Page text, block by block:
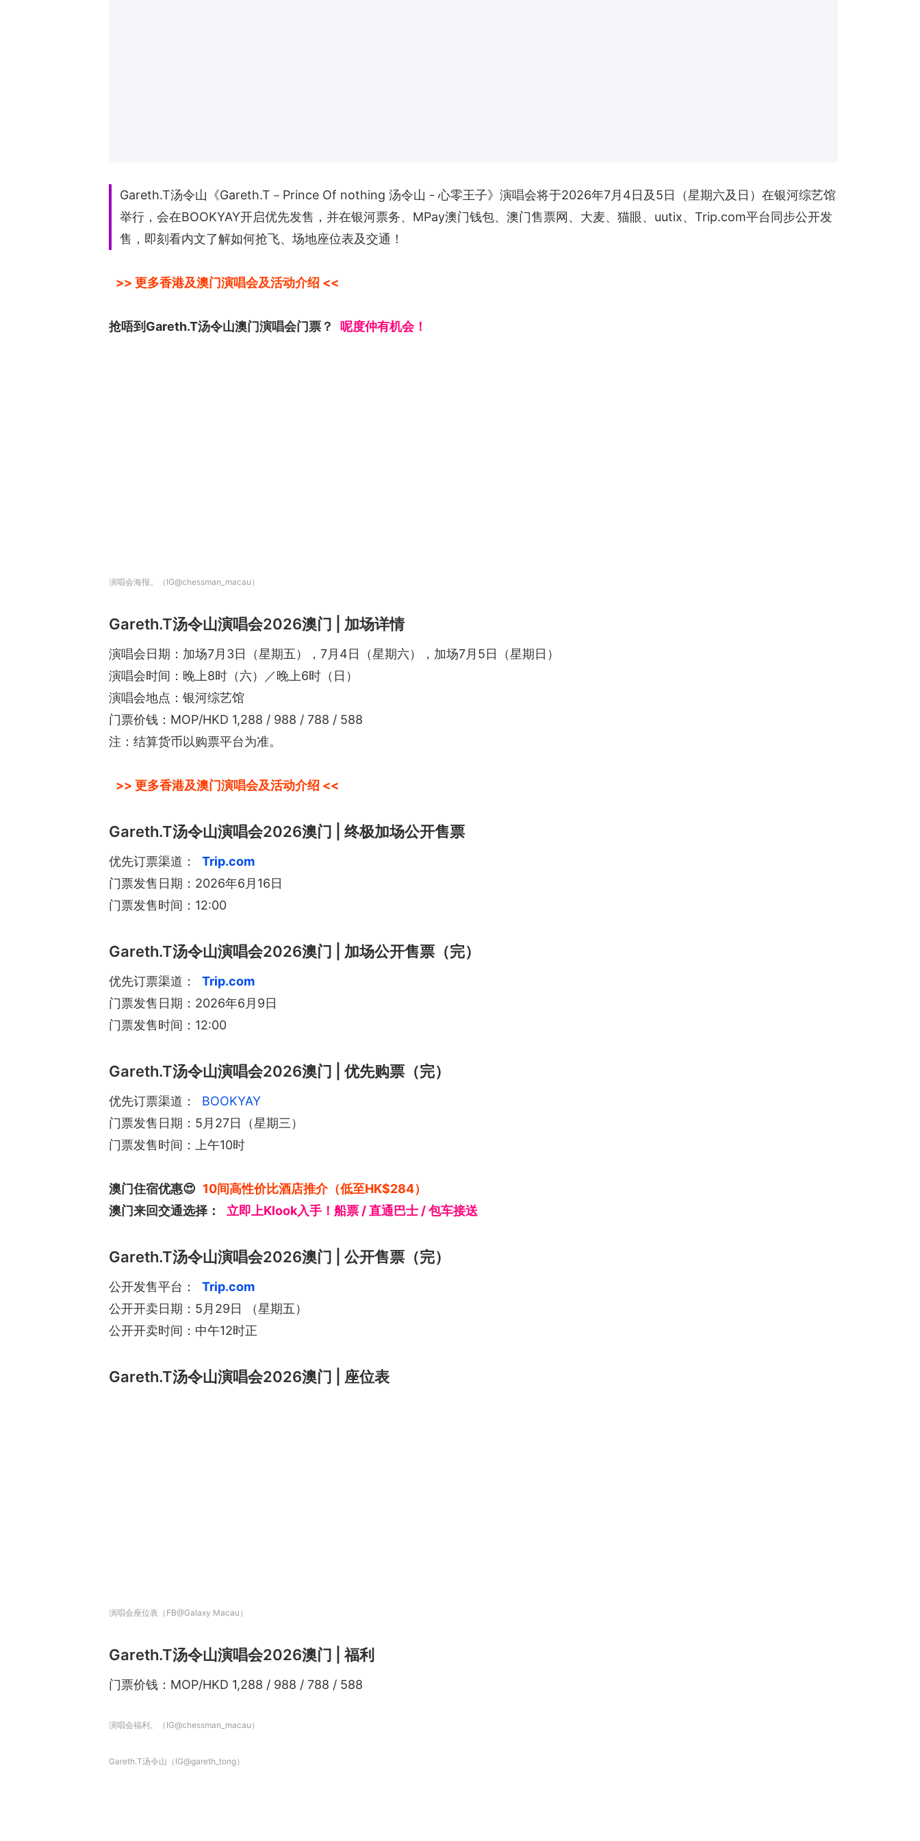
Gareth.T汤令山《Gareth.T－Prince Of nothing 汤令山 - 心零王子》演唱会将于2026年7月4日及5日（星期六及日）在银河综艺馆
举行，会在BOOKYAY开启优先发售，并在银河票务、MPay澳门钱包、澳门售票网、大麦、猫眼、uutix、Trip.com平台同步公开发
售，即刻看内文了解如何抢飞、场地座位表及交通！
>> 更多香港及澳门演唱会及活动介绍 <<
抢唔到Gareth.T汤令山澳门演唱会门票？ 呢度仲有机会！
演唱会海报。（IG@chessman_macau）
Gareth.T汤令山演唱会2026澳门 | 加场详情
演唱会日期：加场7月3日（星期五），7月4日（星期六），加场7月5日（星期日）
演唱会时间：晚上8时（六）／晚上6时（日）
演唱会地点：银河综艺馆
门票价钱：MOP/HKD 1,288 / 988 / 788 / 588
注：结算货币以购票平台为准。
>> 更多香港及澳门演唱会及活动介绍 <<
Gareth.T汤令山演唱会2026澳门 | 终极加场公开售票
优先订票渠道：
Trip.com
门票发售日期：2026年6月16日
门票发售时间：12:00
Gareth.T汤令山演唱会2026澳门 | 加场公开售票（完）
优先订票渠道：
Trip.com
门票发售日期：2026年6月9日
门票发售时间：12:00
Gareth.T汤令山演唱会2026澳门 | 优先购票（完）
优先订票渠道：
BOOKYAY
门票发售日期：5月27日（星期三）
门票发售时间：上午10时
澳门住宿优惠😍 10间高性价比酒店推介（低至HK$284）
澳门来回交通选择：
立即上Klook入手！船票 / 直通巴士 / 包车接送
Gareth.T汤令山演唱会2026澳门 | 公开售票（完）
公开发售平台：
Trip.com
公开开卖日期：5月29日 （星期五）
公开开卖时间：中午12时正
Gareth.T汤令山演唱会2026澳门 | 座位表
演唱会座位表（FB@Galaxy Macau）
Gareth.T汤令山演唱会2026澳门 | 福利
门票价钱：MOP/HKD 1,288 / 988 / 788 / 588
演唱会福利。（IG@chessman_macau）
Gareth.T汤令山（IG@gareth_tong）